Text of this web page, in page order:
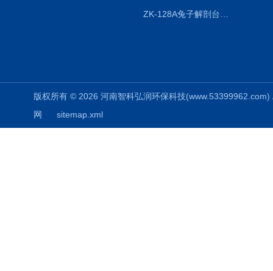
版权所有 © 2026 河南智科弘润环保科技
网
sitemap.xml